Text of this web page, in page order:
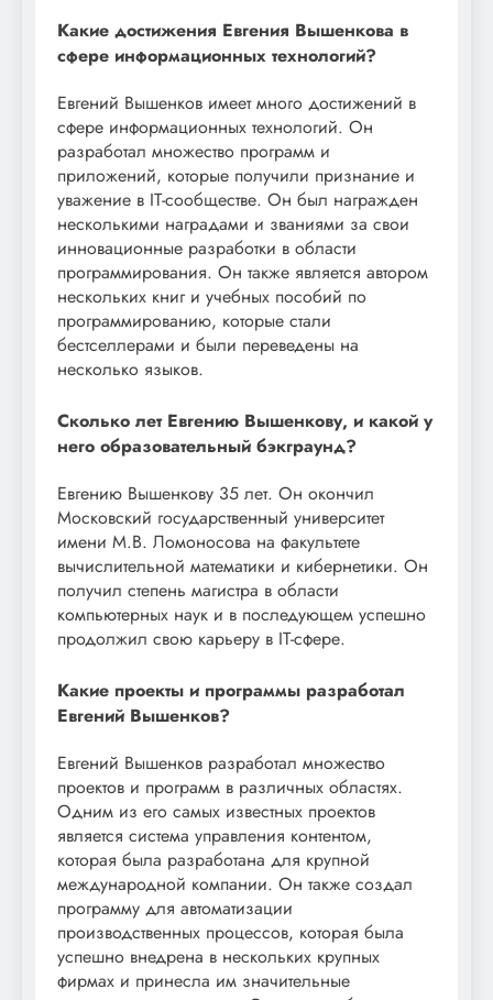
Какие достижения Евгения Вышенкова в
сфере информационных технологий?
Евгений Вышенков имеет много достижений в
сфере информационных технологий. Он
разработал множество программ и
приложений, которые получили признание и
уважение в IT-сообществе. Он был награжден
несколькими наградами и званиями за свои
инновационные разработки в области
программирования. Он также является автором
нескольких книг и учебных пособий по
программированию, которые стали
бестселлерами и были переведены на
несколько языков.
Сколько лет Евгению Вышенкову, и какой у
него образовательный бэкграунд?
Евгению Вышенкову 35 лет. Он окончил
Московский государственный университет
имени М.В. Ломоносова на факультете
вычислительной математики и кибернетики. Он
получил степень магистра в области
компьютерных наук и в последующем успешно
продолжил свою карьеру в IT-сфере.
Какие проекты и программы разработал
Евгений Вышенков?
Евгений Вышенков разработал множество
проектов и программ в различных областях.
Одним из его самых известных проектов
является система управления контентом,
которая была разработана для крупной
международной компании. Он также создал
программу для автоматизации
производственных процессов, которая была
успешно внедрена в нескольких крупных
фирмах и принесла им значительные